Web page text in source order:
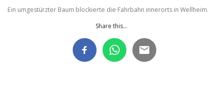
Ein umgestürzter Baum blockierte die Fahrbahn innerorts in Wellheim.
Share this...